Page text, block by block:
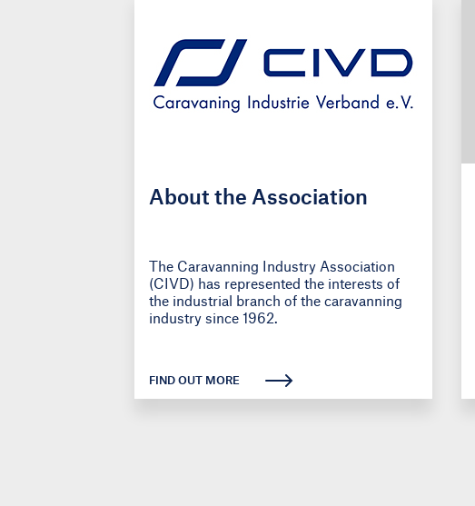
About the Association
The Caravanning Industry Association
(CIVD) has represented the interests of
the industrial branch of the caravanning
industry since 1962.
FIND OUT MORE